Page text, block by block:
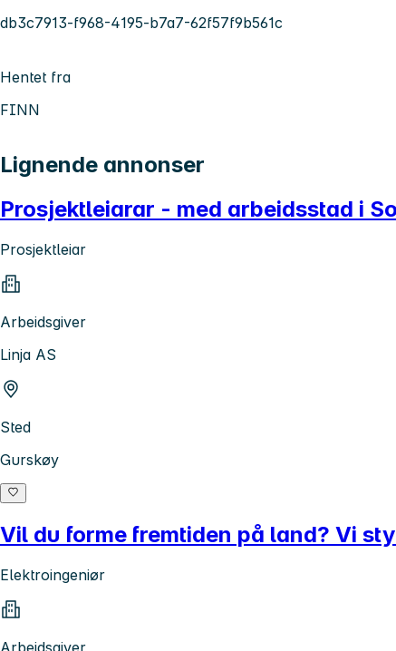
db3c7913-f968-4195-b7a7-62f57f9b561c
Hentet fra
FINN
Lignende annonser
Prosjektleiarar - med arbeidsstad i
Prosjektleiar
Arbeidsgiver
Linja AS
Sted
Gurskøy
Vil du forme fremtiden på land? Vi
Elektroingeniør
Arbeidsgiver